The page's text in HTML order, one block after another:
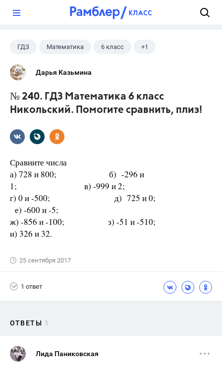
ГДЗ Математика 6 класс +1
Никольский С.М.
Дарья Казьмина
№ 240. ГДЗ Математика 6 класс
Никольский. Помогите сравнить, плиз!
Сравните числа
а) 728 и 800; б) -296 и
1; в) -999 и 2;
г) 0 и -500; д) 725 и 0;
е) -600 и -5;
ж) -856 и -100; з) -51 и -510;
и) 326 и 32.
25 сентября 2017
1 ответ
ОТВЕТЫ 1
Лида Паниковская